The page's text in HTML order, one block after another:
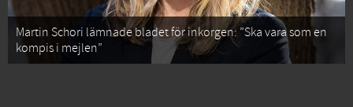
Martin Schori lämnade bladet för inkorgen: ”Ska vara som en
kompis i mejlen”